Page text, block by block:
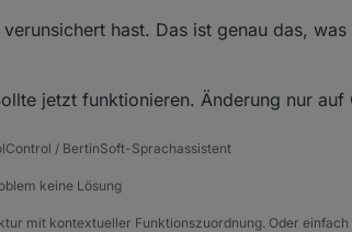
hast. Das ist genau das,
jetzt funktionieren. Änderung nur auf
/ BertinSoft-Sprachassistent
keine Lösung
mit kontextueller Funktionszuordnung. Oder